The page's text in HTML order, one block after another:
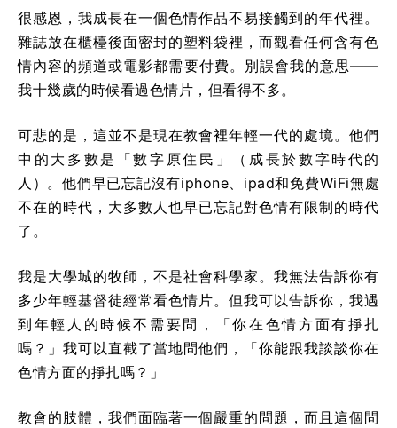
很感恩，我成長在一個色情作品不易接觸到的年代裡。
雜誌放在櫃檯後面密封的塑料袋裡，而觀看任何含有色
情內容的頻道或電影都需要付費。別誤會我的意思——
我十幾歲的時候看過色情片，但看得不多。
可悲的是，這並不是現在教會裡年輕一代的處境。他們
中的大多數是「數字原住民」（成長於數字時代的
人）。他們早已忘記沒有iphone、ipad和免費WiFi無處
不在的時代，大多數人也早已忘記對色情有限制的時代
了。
我是大學城的牧師，不是社會科學家。我無法告訴你有
多少年輕基督徒經常看色情片。但我可以告訴你，我遇
到年輕人的時候不需要問，「你在色情方面有掙扎
嗎？」我可以直截了當地問他們，「你能跟我談談你在
色情方面的掙扎嗎？」
教會的肢體，我們面臨著一個嚴重的問題，而且這個問